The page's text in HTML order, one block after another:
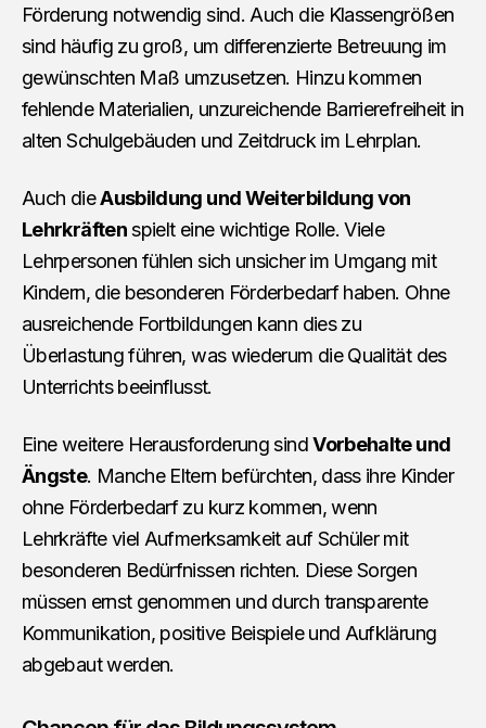
Förderung notwendig sind. Auch die Klassengrößen
sind häufig zu groß, um differenzierte Betreuung im
gewünschten Maß umzusetzen. Hinzu kommen
fehlende Materialien, unzureichende Barrierefreiheit in
alten Schulgebäuden und Zeitdruck im Lehrplan.
Auch dieAusbildung und Weiterbildung von
Lehrkräftenspielt eine wichtige Rolle. Viele
Lehrpersonen fühlen sich unsicher im Umgang mit
Kindern, die besonderen Förderbedarf haben. Ohne
ausreichende Fortbildungen kann dies zu
Überlastung führen, was wiederum die Qualität des
Unterrichts beeinflusst.
Eine weitere Herausforderung sindVorbehalte und
Ängste. Manche Eltern befürchten, dass ihre Kinder
ohne Förderbedarf zu kurz kommen, wenn
Lehrkräfte viel Aufmerksamkeit auf Schüler mit
besonderen Bedürfnissen richten. Diese Sorgen
müssen ernst genommen und durch transparente
Kommunikation, positive Beispiele und Aufklärung
abgebaut werden.